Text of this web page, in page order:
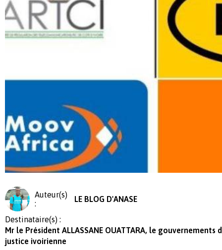
Auteur(s)
:
LE BLOG D'ANASE
Destinataire(s) :
Mr le Président ALLASSANE OUATTARA, le gouvernements
justice ivoirienne